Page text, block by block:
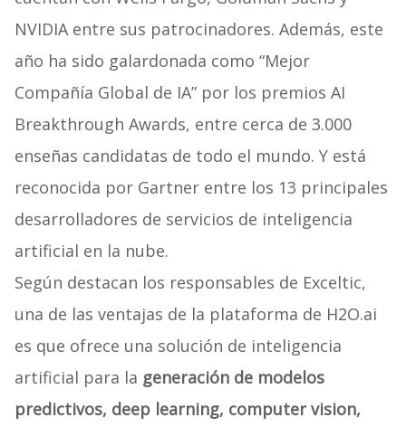
NVIDIA entre sus patrocinadores. Además, este
año ha sido galardonada como “Mejor
Compañía Global de IA” por los premios AI
Breakthrough Awards, entre cerca de 3.000
enseñas candidatas de todo el mundo. Y está
reconocida por Gartner entre los 13 principales
desarrolladores de servicios de inteligencia
artificial en la nube.
Según destacan los responsables de Exceltic,
una de las ventajas de la plataforma de H2O.ai
es que ofrece una solución de inteligencia
artificial para la generación de modelos
predictivos, deep learning, computer vision,